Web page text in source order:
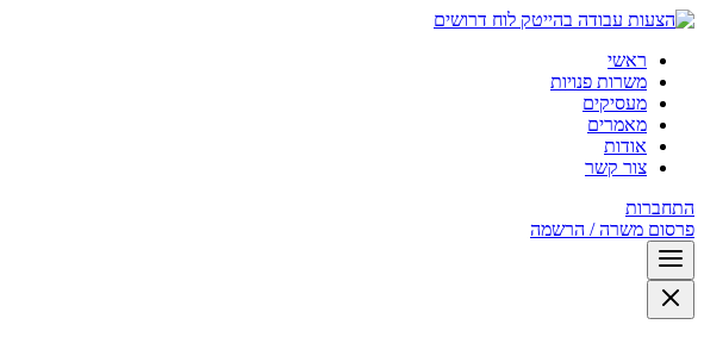
לוח דרושים
ראשי
משרות פנויות
מעסיקים
מאמרים
אודות
צור קשר
התחברות
פרסום משרה / הרשמה